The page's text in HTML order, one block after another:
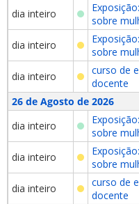
dia inteiro
sobre
dia inteiro
sobre
dia inteiro
curso de
docente
26 de Agosto de 2026
dia inteiro
sobre
dia inteiro
sobre
dia inteiro
curso de
docente